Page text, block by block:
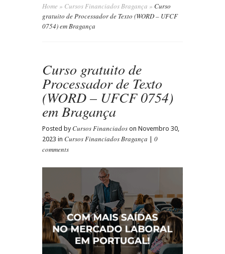
Home » Cursos Financiados Bragança » Curso
gratuito de Processador de Texto (WORD – UFCF
0754) em Bragança
Curso gratuito de
Processador de Texto
(WORD – UFCF 0754)
em Bragança
Posted by Cursos Financiados on Novembro 30,
2023 in Cursos Financiados Bragança
0
comments